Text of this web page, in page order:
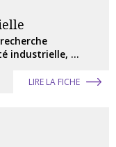
industrielle, ...
LIRE LA FICHE